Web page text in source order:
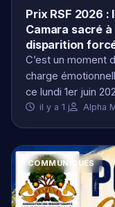
charge
ce lundi 1er juin
il y a 1 j Alpha
COMMUNIQUÉS